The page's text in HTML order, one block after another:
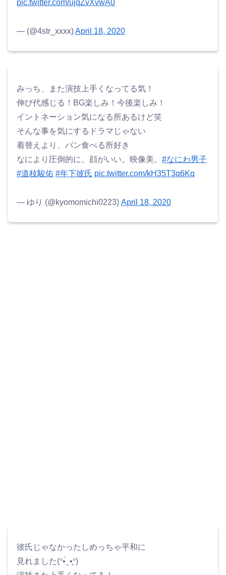
pic.twitter.com/ujqZvXvwA0
— (@4str_xxxx)April 18, 2020
みっち、また演技上手くなってる気！
伸び代感じる！BG楽しみ！今後楽しみ！
イントネーション気になる所あるけど笑
そんな事を気にするドラマじゃない
着替えより、パン食べる所好き
なにより圧倒的に、顔がいい。映像美。 #なにわ男子
#道枝駿佑 #年下彼氏 pic.twitter.com/kH35T3q6Kq
— ゆり (@kyomomichi0223) April 18, 2020
彼氏じゃなかったしめっちゃ平和に
見れました(ᐡ•́ ̫ •̥ᐡ)